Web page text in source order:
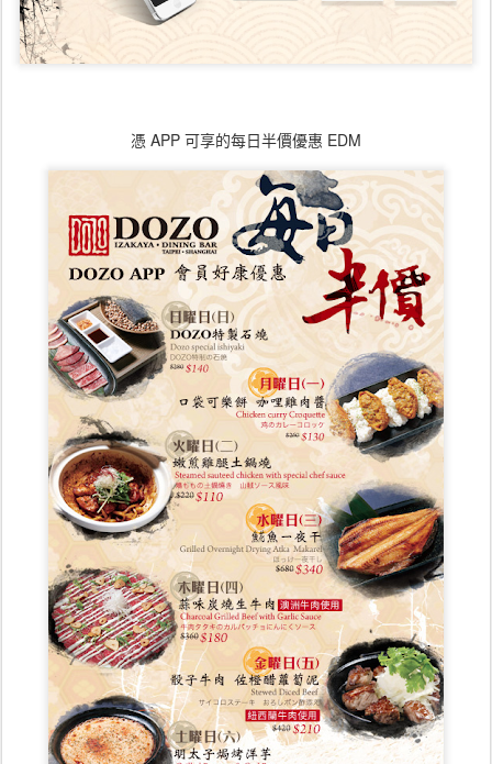
憑 APP 可享的每日半價優惠 EDM